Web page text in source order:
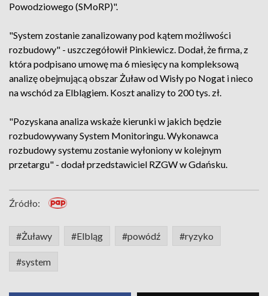
Powodziowego (SMoRP)".
"System zostanie zanalizowany pod kątem możliwości
rozbudowy" - uszczegółowił Pinkiewicz. Dodał, że firma, z
która podpisano umowę ma 6 miesięcy na kompleksową
analizę obejmującą obszar Żuław od Wisły po Nogat i nieco
na wschód za Elblągiem. Koszt analizy to 200 tys. zł.
"Pozyskana analiza wskaże kierunki w jakich będzie
rozbudowywany System Monitoringu. Wykonawca
rozbudowy systemu zostanie wyłoniony w kolejnym
przetargu" - dodał przedstawiciel RZGW w Gdańsku.
Źródło:
#Żuławy #Elbląg #powódź #ryzyko
#system